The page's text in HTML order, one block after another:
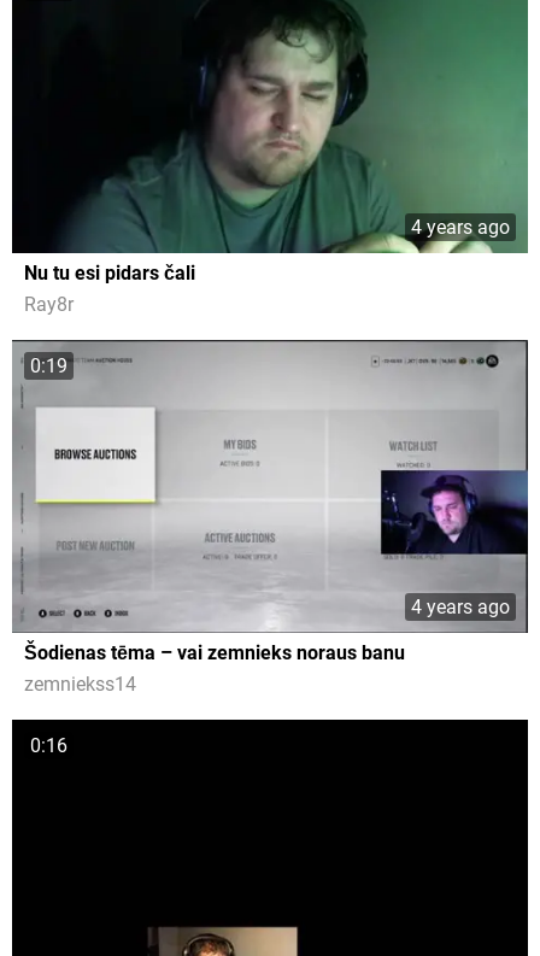
4 years ago
Nu tu esi pidars čali
Ray8r
0:19
4 years ago
Šodienas tēma – vai zemnieks noraus banu
zemniekss14
0:16